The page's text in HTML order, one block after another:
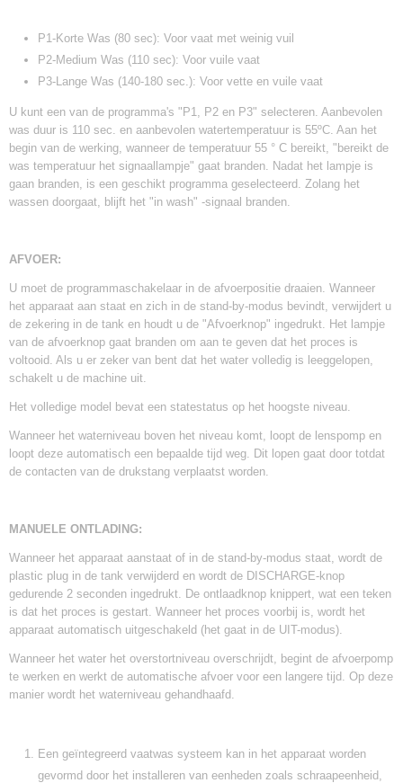
P1-Korte Was (80 sec): Voor vaat met weinig vuil
P2-Medium Was (110 sec): Voor vuile vaat
P3-Lange Was (140-180 sec.): Voor vette en vuile vaat
U kunt een van de programma's "P1, P2 en P3" selecteren. Aanbevolen
was duur is 110 sec. en aanbevolen watertemperatuur is 55ºC. Aan het
begin van de werking, wanneer de temperatuur 55 ° C bereikt, "bereikt de
was temperatuur het signaallampje" gaat branden. Nadat het lampje is
gaan branden, is een geschikt programma geselecteerd. Zolang het
wassen doorgaat, blijft het "in wash" -signaal branden.
AFVOER:
U moet de programmaschakelaar in de afvoerpositie draaien. Wanneer
het apparaat aan staat en zich in de stand-by-modus bevindt, verwijdert u
de zekering in de tank en houdt u de "Afvoerknop" ingedrukt. Het lampje
van de afvoerknop gaat branden om aan te geven dat het proces is
voltooid. Als u er zeker van bent dat het water volledig is leeggelopen,
schakelt u de machine uit.
Het volledige model bevat een statestatus op het hoogste niveau.
Wanneer het waterniveau boven het niveau komt, loopt de lenspomp en
loopt deze automatisch een bepaalde tijd weg. Dit lopen gaat door totdat
de contacten van de drukstang verplaatst worden.
MANUELE ONTLADING:
Wanneer het apparaat aanstaat of in de stand-by-modus staat, wordt de
plastic plug in de tank verwijderd en wordt de DISCHARGE-knop
gedurende 2 seconden ingedrukt. De ontlaadknop knippert, wat een teken
is dat het proces is gestart. Wanneer het proces voorbij is, wordt het
apparaat automatisch uitgeschakeld (het gaat in de UIT-modus).
Wanneer het water het overstortniveau overschrijdt, begint de afvoerpomp
te werken en werkt de automatische afvoer voor een langere tijd. Op deze
manier wordt het waterniveau gehandhaafd.
Een geïntegreerd vaatwas systeem kan in het apparaat worden
gevormd door het installeren van eenheden zoals schraapeenheid,